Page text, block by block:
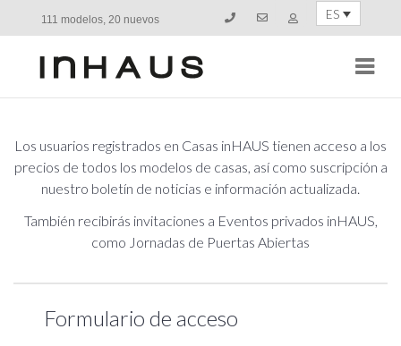
111 modelos, 20 nuevos ES
Los usuarios registrados en Casas inHAUS tienen acceso a los
precios de todos los modelos de casas, así como suscripción a
nuestro boletín de noticias e información actualizada.
También recibirás invitaciones a Eventos privados inHAUS,
como Jornadas de Puertas Abiertas
Formulario de acceso